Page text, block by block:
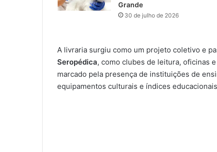
Grande
30 de julho de 2026
A livraria surgiu como um projeto coletivo e
Seropédica, como clubes de leitura, oficinas
marcado pela presença de instituições de
equipamentos culturais e índices